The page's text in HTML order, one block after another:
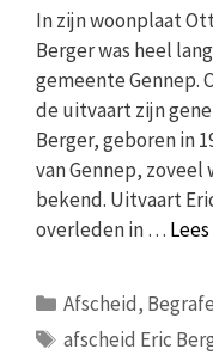
In zijn woonplaat
Berger was heel
gemeente Gennep.
de uitvaart zijn
Berger, geboren in
van Gennep,
bekend. Uitvaart
overleden in …
Categorieën
Afscheid,
Tags
afscheid Eric